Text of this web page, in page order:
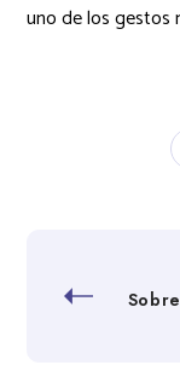
uno de los gestos